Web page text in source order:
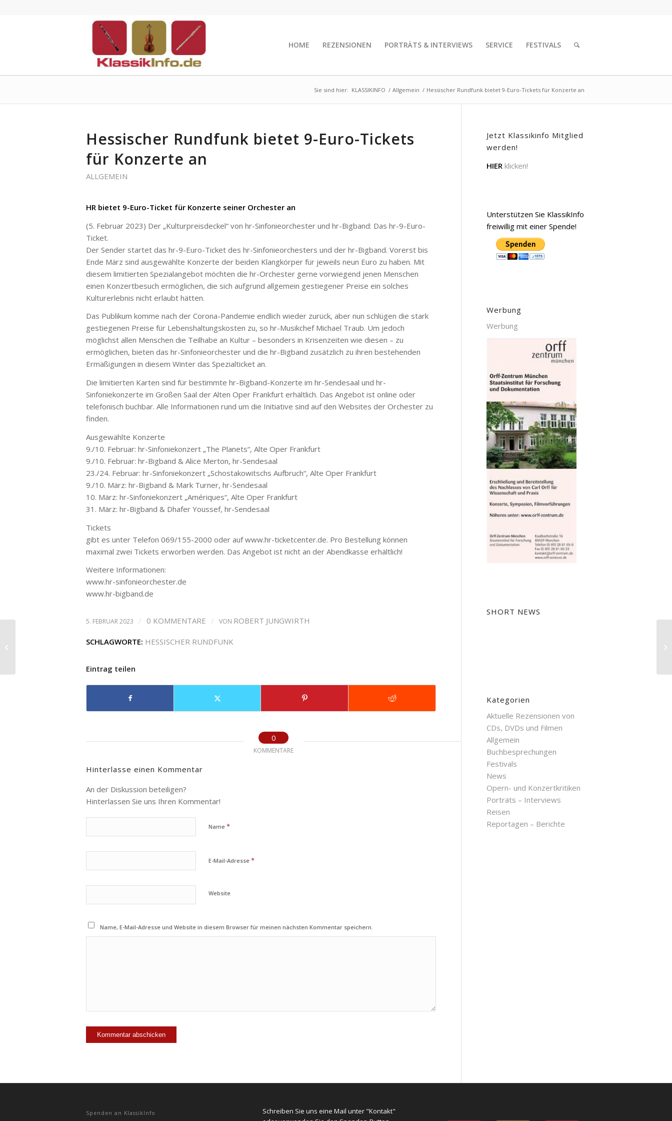
HOME REZENSIONEN PORTRÄTS & INTERVIEWS SERVICE FESTIVALS
Sie sind hier: KLASSIKINFO / Allgemein / Hessischer Rundfunk bietet 9-Euro-Tickets für Konzerte an
Hessischer Rundfunk bietet 9-Euro-Tickets
für Konzerte an
ALLGEMEIN
HR bietet 9-Euro-Ticket für Konzerte seiner Orchester an
(5. Februar 2023) Der „Kulturpreisdeckel“ von hr-Sinfonieorchester und hr-Bigband: Das hr-9-Euro-
Ticket.
Der Sender startet das hr-9-Euro-Ticket des hr-Sinfonieorchesters und der hr-Bigband. Vorerst bis
Ende März sind ausgewählte Konzerte der beiden Klangkörper für jeweils neun Euro zu haben. Mit
diesem limitierten Spezialangebot möchten die hr-Orchester gerne vorwiegend jenen Menschen
einen Konzertbesuch ermöglichen, die sich aufgrund allgemein gestiegener Preise ein solches
Kulturerlebnis nicht erlaubt hätten.
Das Publikum komme nach der Corona-Pandemie endlich wieder zurück, aber nun schlügen die stark
gestiegenen Preise für Lebenshaltungskosten zu, so hr-Musikchef Michael Traub. Um jedoch
möglichst allen Menschen die Teilhabe an Kultur – besonders in Krisenzeiten wie diesen – zu
ermöglichen, bieten das hr-Sinfonieorchester und die hr-Bigband zusätzlich zu ihren bestehenden
Ermäßigungen in diesem Winter das Spezialticket an.
Die limitierten Karten sind für bestimmte hr-Bigband-Konzerte im hr-Sendesaal und hr-
Sinfoniekonzerte im Großen Saal der Alten Oper Frankfurt erhältlich. Das Angebot ist online oder
telefonisch buchbar. Alle Informationen rund um die Initiative sind auf den Websites der Orchester zu
finden.
Ausgewählte Konzerte
9./10. Februar: hr-Sinfoniekonzert „The Planets“, Alte Oper Frankfurt
9./10. Februar: hr-Bigband & Alice Merton, hr-Sendesaal
23./24. Februar: hr-Sinfoniekonzert „Schostakowitschs Aufbruch“, Alte Oper Frankfurt
9./10. März: hr-Bigband & Mark Turner, hr-Sendesaal
10. März: hr-Sinfoniekonzert „Amériques“, Alte Oper Frankfurt
31. März: hr-Bigband & Dhafer Youssef, hr-Sendesaal
Tickets
gibt es unter Telefon 069/155-2000 oder auf www.hr-ticketcenter.de. Pro Bestellung können
maximal zwei Tickets erworben werden. Das Angebot ist nicht an der Abendkasse erhältlich!
Weitere Informationen:
www.hr-sinfonieorchester.de
www.hr-bigband.de
5. FEBRUAR 2023 / 0 KOMMENTARE / VON ROBERT JUNGWIRTH
SCHLAGWORTE: HESSISCHER RUNDFUNK
Eintrag teilen
0
KOMMENTARE
Hinterlasse einen Kommentar
An der Diskussion beteiligen?
Hinterlassen Sie uns Ihren Kommentar!
Name *
E-Mail-Adresse *
Website
Name, E-Mail-Adresse und Website in diesem Browser für meinen nächsten Kommentar speichern.
Jetzt Klassikinfo Mitglied
werden!
HIER klicken!
Unterstützen Sie KlassikInfo
freiwillig mit einer Spende!
Werbung
Werbung
SHORT NEWS
Kategorien
Aktuelle Rezensionen von
CDs, DVDs und Filmen
Allgemein
Buchbesprechungen
Festivals
News
Opern- und Konzertkritiken
Porträts – Interviews
Reisen
Reportagen – Berichte
Spenden an KlassikInfo
Schreiben Sie uns eine Mail unter "Kontakt"